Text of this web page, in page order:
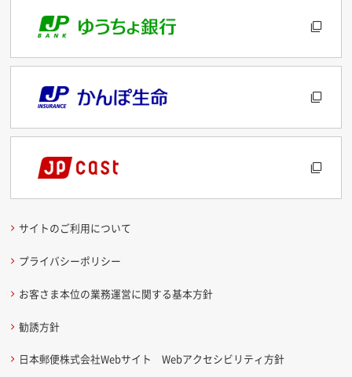
サイトのご利用について
プライバシーポリシー
お客さま本位の業務運営に関する基本方針
勧誘方針
日本郵便株式会社Webサイト Webアクセシビリティ方針